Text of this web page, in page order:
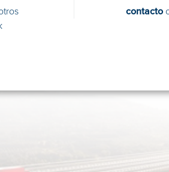
contacto